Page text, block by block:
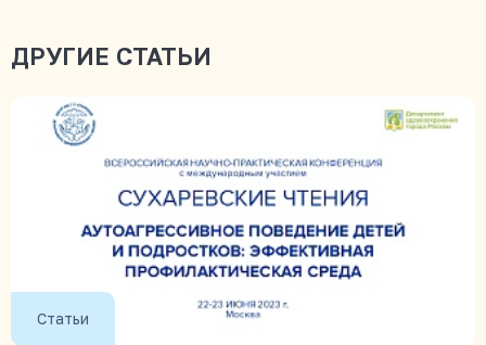
ДРУГИЕ СТАТЬИ
Статьи